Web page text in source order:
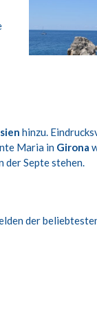
hinzu.
Maria in Girona
der Septe stehen.
der